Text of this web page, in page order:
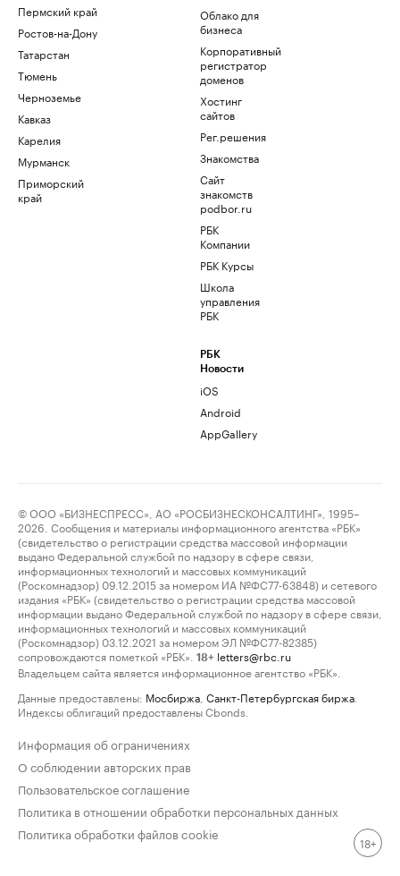
Пермский край
Ростов-на-Дону
Татарстан
Тюмень
Черноземье
Кавказ
Карелия
Мурманск
Приморский
край
Облако для
бизнеса
Корпоративный
регистратор
доменов
Хостинг
сайтов
Рег.решения
Знакомства
Сайт
знакомств
podbor.ru
РБК
Компании
РБК Курсы
Школа
управления
РБК
РБК
Новости
iOS
Android
AppGallery
© ООО «БИЗНЕСПРЕСС», АО «РОСБИЗНЕСКОНСАЛТИНГ», 1995–
2026. Сообщения и материалы информационного агентства «РБК»
(свидетельство о регистрации средства массовой информации
выдано Федеральной службой по надзору в сфере связи,
информационных технологий и массовых коммуникаций
(Роскомнадзор) 09.12.2015 за номером ИА №ФС77-63848) и сетевого
издания «РБК» (свидетельство о регистрации средства массовой
информации выдано Федеральной службой по надзору в сфере связи,
информационных технологий и массовых коммуникаций
(Роскомнадзор) 03.12.2021 за номером ЭЛ №ФС77-82385)
сопровождаются пометкой «РБК».
18+ letters@rbc.ru
Владельцем сайта является информационное агентство «РБК».
Данные предоставлены: Мосбиржа Санкт-Петербургская биржа
Индексы облигаций предоставлены Cbonds.
Информация об ограничениях
О соблюдении авторских прав
Пользовательское соглашение
Политика в отношении обработки персональных данных
Политика обработки файлов cookie
18+